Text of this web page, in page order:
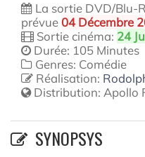
La sortie DVD/Blu-
prévue04 Décembre
Sortie cinéma: 24
Durée: 105 Minutes
Genres: Comédie
Réalisation:
Distribution: Apollo
SYNOPSYS